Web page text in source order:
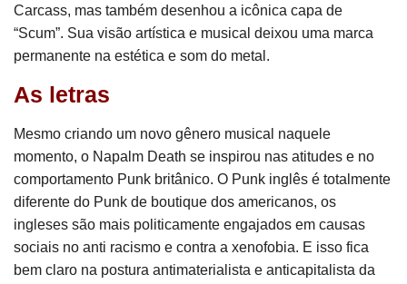
Carcass, mas também desenhou a icônica capa de
“Scum”. Sua visão artística e musical deixou uma marca
permanente na estética e som do metal.
As letras
Mesmo criando um novo gênero musical naquele
momento, o Napalm Death se inspirou nas atitudes e no
comportamento Punk britânico. O Punk inglês é totalmente
diferente do Punk de boutique dos americanos, os
ingleses são mais politicamente engajados em causas
sociais no anti racismo e contra a xenofobia. E isso fica
bem claro na postura antimaterialista e anticapitalista da